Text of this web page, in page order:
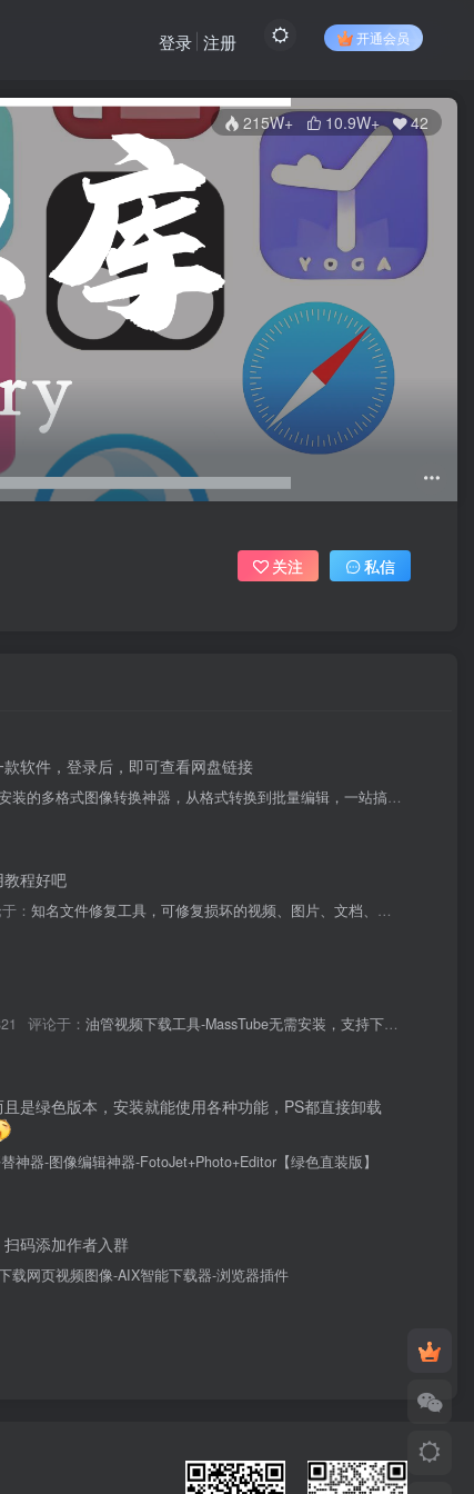
开通会员
登录 注册
215W+ 10.9W+ 42
关注 私信
软件，登录后，即可查看网盘链接
装的多格式图像转换神器，从格式转换到批量编辑，一站搞定！
程好吧
：知名文件修复工具，可修复损坏的视频、图片、文档、音频
评论于：油管视频下载工具-MassTube无需安装，支持下载1080p视频音频
是绿色版本，安装就能使用各种功能，PS都直接卸载
神器-图像编辑神器-FotoJet+Photo+Editor【绿色直装版】
码添加作者入群
载网页视频图像-AIX智能下载器-浏览器插件